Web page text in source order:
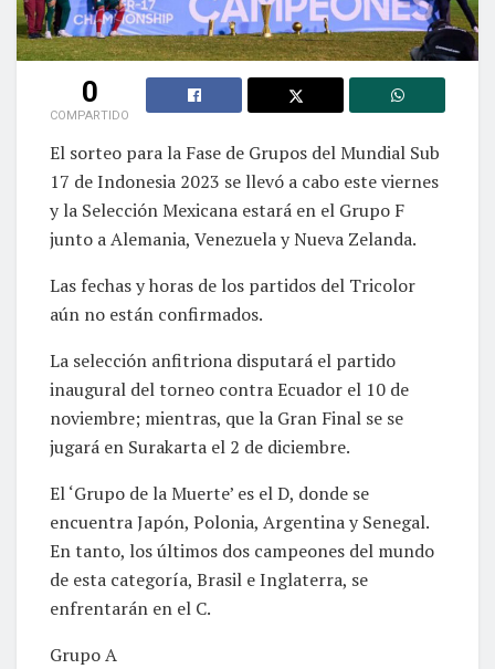
0
COMPARTIDO
El sorteo para la Fase de Grupos del Mundial Sub
17 de Indonesia 2023 se llevó a cabo este viernes
y la Selección Mexicana estará en el Grupo F
junto a Alemania, Venezuela y Nueva Zelanda.
Las fechas y horas de los partidos del Tricolor
aún no están confirmados.
La selección anfitriona disputará el partido
inaugural del torneo contra Ecuador el 10 de
noviembre; mientras, que la Gran Final se se
jugará en Surakarta el 2 de diciembre.
El ‘Grupo de la Muerte’ es el D, donde se
encuentra Japón, Polonia, Argentina y Senegal.
En tanto, los últimos dos campeones del mundo
de esta categoría, Brasil e Inglaterra, se
enfrentarán en el C.
Grupo A